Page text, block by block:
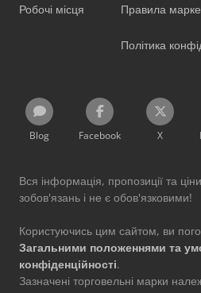
Робочі місця Правила
Політика
Blog Facebook X
Вся інформація, пропозиції та
зобов'язань і не є обов'язковими!
Користуючись цим сайтом, ви
Загальними положеннями та
конфіденційності.
Зазначені торговельні марки